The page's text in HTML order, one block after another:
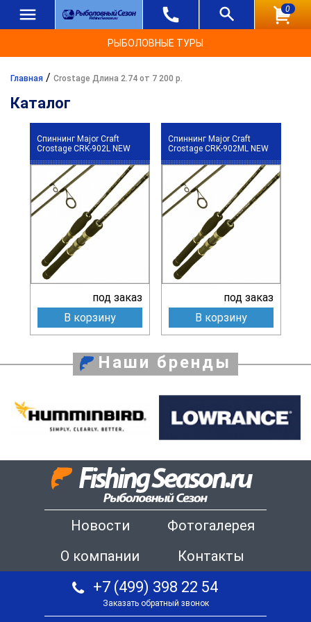
0
РЫБОЛОВНЫЕ ТУРЫ
Главная / Crostage Длина 2.74 от 7 200 р.
Каталог
Спиннинг Major Craft
Crostage CRK-902L NEW
под заказ
В корзину
Спиннинг Major Craft
Crostage CRK-902ML NEW
под заказ
В корзину
Наши бренды
Новости
Фотогалерея
О компании
Контакты
+7 (499) 398 22 54
Заказать обратный звонок